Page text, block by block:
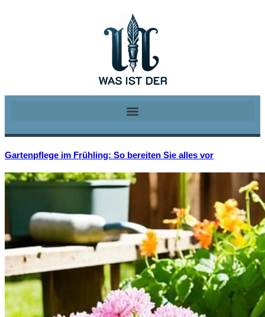
Gartenpflege im Frühling: So bereiten Sie alles vor